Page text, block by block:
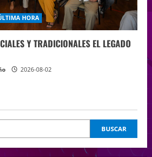
HORA
Y TRADICIONALES EL LEGADO
2026-08-02
BUSCAR